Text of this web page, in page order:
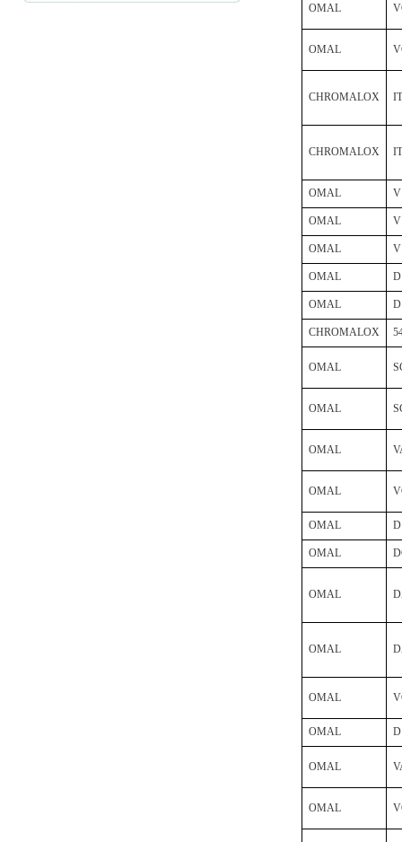
OMAL
OMAL
CHROMALOX
CHROMALOX
OMAL
OMAL
OMAL
OMAL
OMAL
CHROMALOX
OMAL
OMAL
OMAL
OMAL
OMAL
OMAL
OMAL
OMAL
OMAL
OMAL
OMAL
OMAL